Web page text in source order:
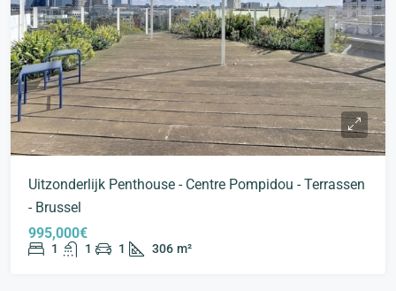
Uitzonderlijk Penthouse - Centre Pompidou - Terrassen
- Brussel
995,000€
1 1 1 306 m²